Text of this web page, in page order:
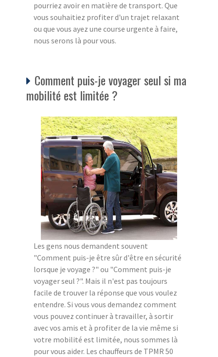
pourriez avoir en matière de transport. Que
vous souhaitiez profiter d'un trajet relaxant
ou que vous ayez une course urgente à faire,
nous serons là pour vous.
Comment puis-je voyager seul si ma
mobilité est limitée ?
Les gens nous demandent souvent
"Comment puis-je être sûr d'être en sécurité
lorsque je voyage ?" ou "Comment puis-je
voyager seul ?". Mais il n'est pas toujours
facile de trouver la réponse que vous voulez
entendre. Si vous vous demandez comment
vous pouvez continuer à travailler, à sortir
avec vos amis et à profiter de la vie même si
votre mobilité est limitée, nous sommes là
pour vous aider. Les chauffeurs de TPMR 50